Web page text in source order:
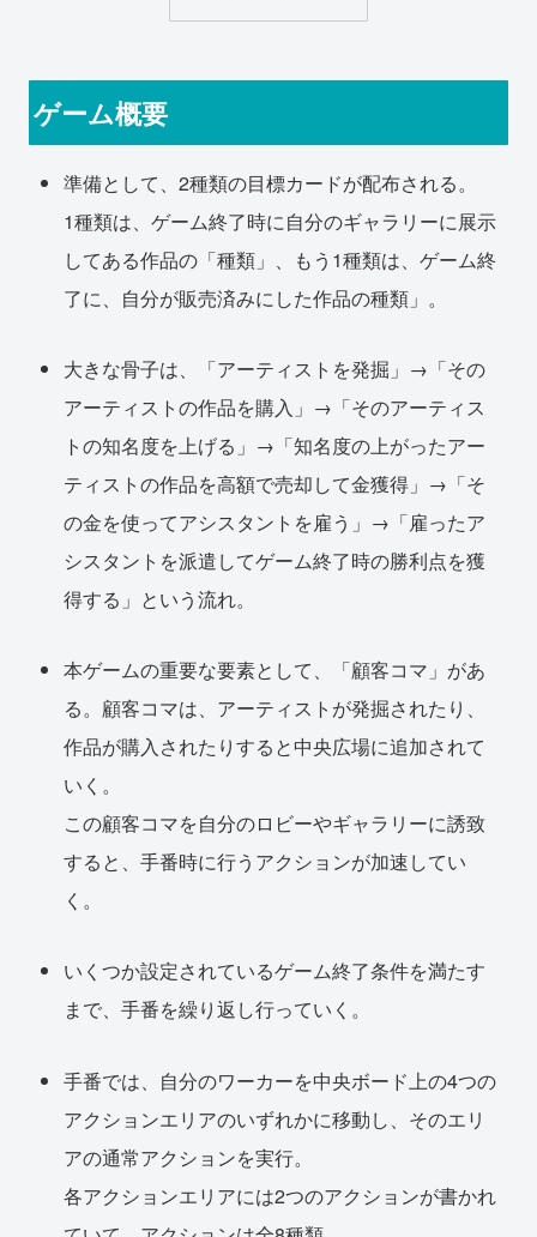
ゲーム概要
準備として、2種類の目標カードが配布される。
1種類は、ゲーム終了時に自分のギャラリーに展示
してある作品の「種類」、もう1種類は、ゲーム終
了に、自分が販売済みにした作品の種類」。
大きな骨子は、「アーティストを発掘」→「その
アーティストの作品を購入」→「そのアーティス
トの知名度を上げる」→「知名度の上がったアー
ティストの作品を高額で売却して金獲得」→「そ
の金を使ってアシスタントを雇う」→「雇ったア
シスタントを派遣してゲーム終了時の勝利点を獲
得する」という流れ。
本ゲームの重要な要素として、「顧客コマ」があ
る。顧客コマは、アーティストが発掘されたり、
作品が購入されたりすると中央広場に追加されて
いく。
この顧客コマを自分のロビーやギャラリーに誘致
すると、手番時に行うアクションが加速してい
く。
いくつか設定されているゲーム終了条件を満たす
まで、手番を繰り返し行っていく。
手番では、自分のワーカーを中央ボード上の4つの
アクションエリアのいずれかに移動し、そのエリ
アの通常アクションを実行。
各アクションエリアには2つのアクションが書かれ